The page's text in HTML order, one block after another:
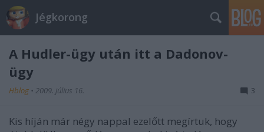
Jégkorong
A Hudler-ügy után itt a Dadonov-
ügy
Hblog • 2009. július 16. 3
Kis híján már négy nappal ezelőtt megírtuk, hogy